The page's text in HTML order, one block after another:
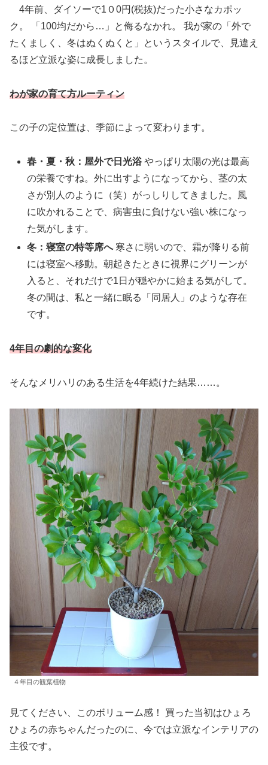
4年前、ダイソーで1０0円(税抜)だった小さなカポッ
ク。 「100均だから…」と侮るなかれ。 我が家の「外で
たくましく、冬はぬくぬくと」というスタイルで、見違え
るほど立派な姿に成長しました。
わが家の育て方ルーティン
この子の定位置は、季節によって変わります。
春・夏・秋：屋外で日光浴 やっぱり太陽の光は最高
の栄養ですね。外に出すようになってから、茎の太
さが別人のように（笑）がっしりしてきました。風
に吹かれることで、病害虫に負けない強い株になっ
た気がします。
冬：寝室の特等席へ寒さに弱いので、霜が降りる前
には寝室へ移動。朝起きたときに視界にグリーンが
入ると、それだけで1日が穏やかに始まる気がして。
冬の間は、私と一緒に眠る「同居人」のような存在
です。
4年目の劇的な変化
そんなメリハリのある生活を4年続けた結果……。
４年目の観葉植物
見てください、このボリューム感！ 買った当初はひょろ
ひょろの赤ちゃんだったのに、今では立派なインテリアの
主役です。